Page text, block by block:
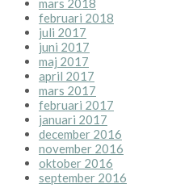
mars 2018
februari 2018
juli 2017
juni 2017
maj 2017
april 2017
mars 2017
februari 2017
januari 2017
december 2016
november 2016
oktober 2016
september 2016